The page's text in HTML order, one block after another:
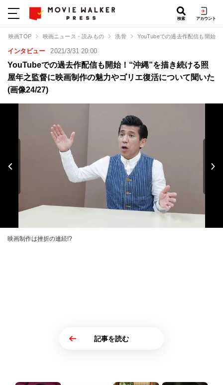
検索 アカウント
映画TOP 映画ニュース・読みもの 洗骨 YouTubeでの過去作配信も開始
インタビュー 2021/3/31 20:00
YouTubeでの過去作配信も開始！“沖縄”を描き続ける照
屋年之監督に映画制作の魅力やゴリエ復活について聞いた
(画像24/27)
映画制作は挫折の連続!?
記事を読む